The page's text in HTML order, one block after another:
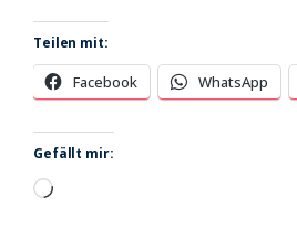
Teilen mit:
Facebook WhatsApp
Gefällt mir:
Wird